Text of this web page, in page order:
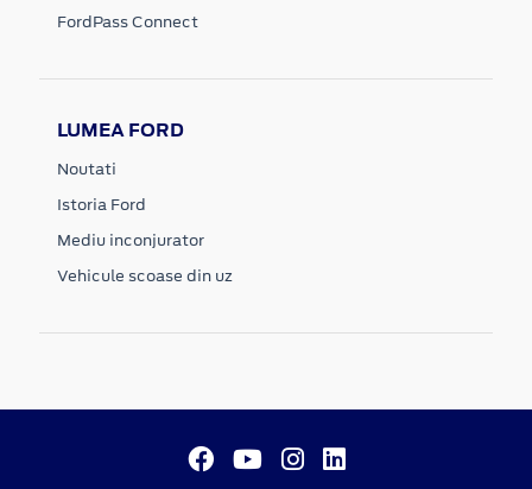
FordPass Connect
LUMEA FORD
Noutati
Istoria Ford
Mediu inconjurator
Vehicule scoase din uz